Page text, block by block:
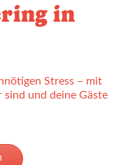
in
Stress – mit
sind und deine Gäste